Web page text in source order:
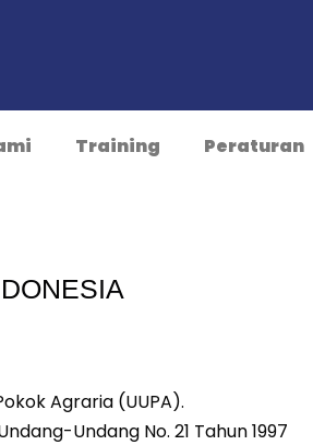
Training Peraturan
Agraria (UUPA).
Undang No. 21 Tahun 1997